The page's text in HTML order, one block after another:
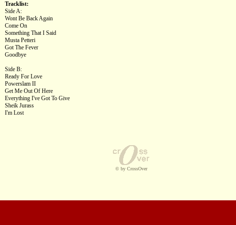
Tracklist:
Side A:
Wont Be Back Again
Come On
Something That I Said
Musta Petteri
Got The Fever
Goodbye
Side B:
Ready For Love
Powerslam II
Get Me Out Of Here
Everything I've Got To Give
Sheik Jurass
I'm Lost
© by CrossOver